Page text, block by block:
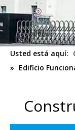
Usted está aquí:
» Edificio